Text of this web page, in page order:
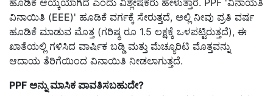
ಹೂಡಿಕೆ ಆಯ್ಕೆಯಾಗಿದೆ ಎಂದು ವಿಶ್ಲೇಷಕರು ಹೇಳುತ್ತಾರೆ. PPF 'ವಿನಾಯತಿ
ವಿನಾಯಿತಿ (EEE)' ಹೂಡಿಕೆ ವರ್ಗಕ್ಕೆ ಸೇರುತ್ತದೆ, ಅಲ್ಲಿ ನೀವು ಪ್ರತಿ ವರ್ಷ
ಹೂಡಿಕೆ ಮಾಡುವ ಮೊತ್ತ (ಗರಿಷ್ಠ ರೂ 1.5 ಲಕ್ಷಕ್ಕೆ ಒಳಪಟ್ಟಿರುತ್ತದೆ), ಈ
ಖಾತೆಯಲ್ಲಿ ಗಳಿಸಿದ ವಾರ್ಷಿಕ ಬಡ್ಡಿ ಮತ್ತು ಮೆಚ್ಯೂರಿಟಿ ಮೊತ್ತವನ್ನು
ಆದಾಯ ತೆರಿಗೆಯಿಂದ ವಿನಾಯಿತಿ ನೀಡಲಾಗುತ್ತದೆ.
PPF ಅನ್ನು ಮಾಸಿಕ ಪಾವತಿಸಬಹುದೇ?